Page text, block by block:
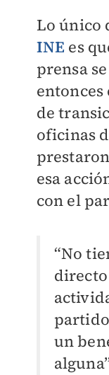
Lo único
INE es
prensa
entonces
de
oficinas
esa
con el
“No
un